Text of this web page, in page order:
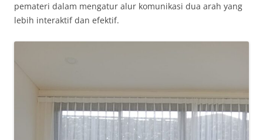
pemateri dalam mengatur alur komunikasi dua arah yang
lebih interaktif dan efektif.